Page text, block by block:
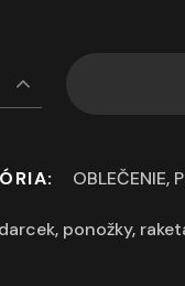
OBLEČENIE,
darcek, ponožky,